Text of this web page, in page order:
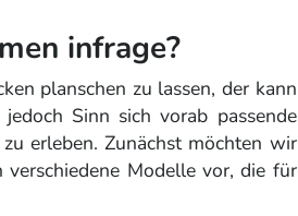
infrage?
planschen zu lassen, der kann
Sinn sich vorab passende
erleben. Zunächst möchten wir
Modelle vor, die für